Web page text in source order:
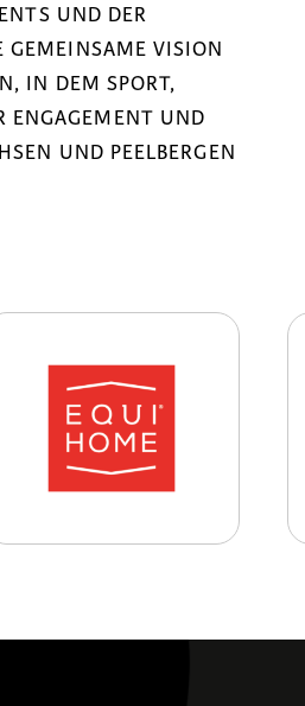
UND DER
GEMEINSAME VISION
IN DEM SPORT,
ENGAGEMENT UND
UND PEELBERGEN